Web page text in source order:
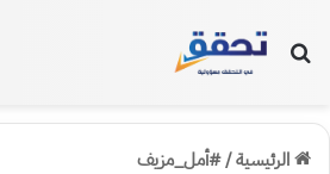
بحث عن
الرئيسية/#أمل_مزيف